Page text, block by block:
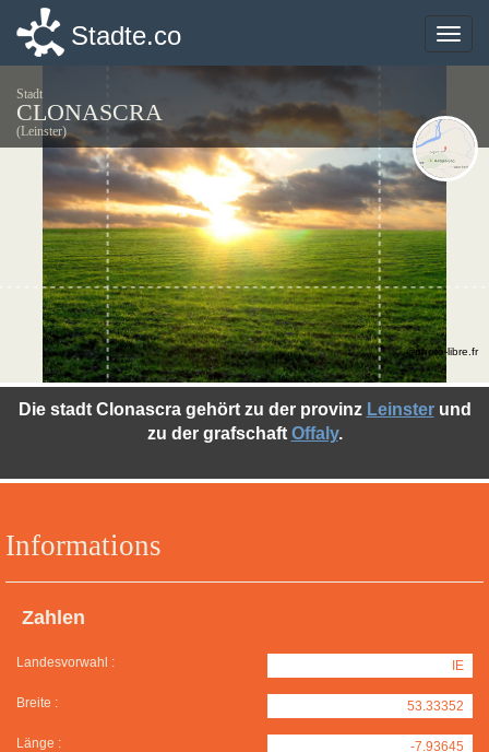
Toggle
Stadte.co
Stadt
CLONASCRA
(Leinster)
Informations
Zahlen
Landesvorwahl : IE
Breite : 53.33352
Länge : -7.93645
Die stadt Clonascra gehört zu der provinz Leinsterund
zu der grafschaft Offaly.
©photo-libre.fr
Toggle
Stadte.co